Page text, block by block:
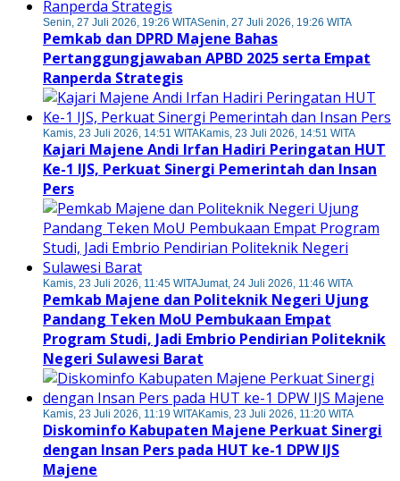
Senin, 27 Juli 2026, 19:26 WITASenin, 27 Juli 2026, 19:26 WITA
Pemkab dan DPRD Majene Bahas
Pertanggungjawaban APBD 2025 serta Empat
Ranperda Strategis
Kamis, 23 Juli 2026, 14:51 WITAKamis, 23 Juli 2026, 14:51 WITA
Kajari Majene Andi Irfan Hadiri Peringatan HUT
Ke-1 IJS, Perkuat Sinergi Pemerintah dan Insan
Pers
Kamis, 23 Juli 2026, 11:45 WITAJumat, 24 Juli 2026, 11:46 WITA
Pemkab Majene dan Politeknik Negeri Ujung
Pandang Teken MoU Pembukaan Empat
Program Studi, Jadi Embrio Pendirian Politeknik
Negeri Sulawesi Barat
Kamis, 23 Juli 2026, 11:19 WITAKamis, 23 Juli 2026, 11:20 WITA
Diskominfo Kabupaten Majene Perkuat Sinergi
dengan Insan Pers pada HUT ke-1 DPW IJS
Majene